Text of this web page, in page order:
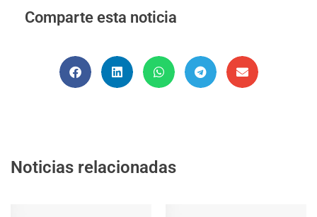
Comparte esta noticia
Noticias relacionadas